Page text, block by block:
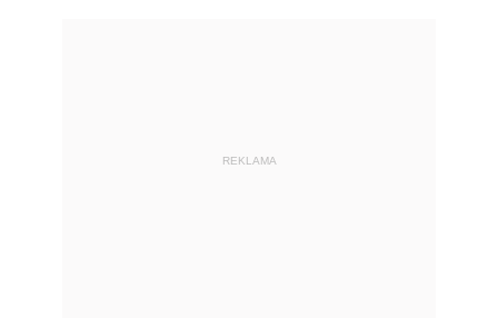
REKLAMA